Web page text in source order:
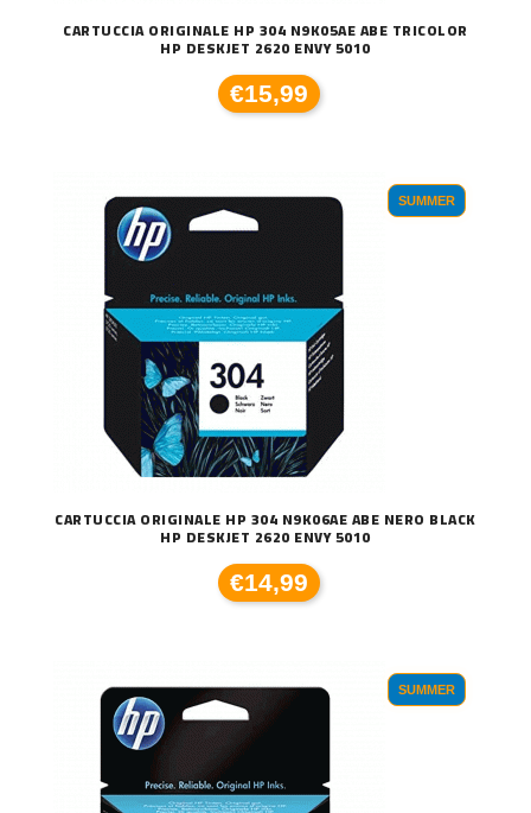
CARTUCCIA ORIGINALE HP 304 N9K05AE ABE TRICOLOR
HP DESKJET 2620 ENVY 5010
€15,99
SUMMER
CARTUCCIA ORIGINALE HP 304 N9K06AE ABE NERO BLACK
HP DESKJET 2620 ENVY 5010
€14,99
SUMMER